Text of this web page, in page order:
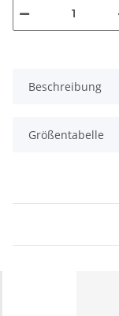
Beschreibung
Größentabelle